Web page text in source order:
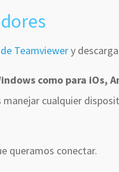
Teamviewery
como para iOs,
cualquier
queramos conectar.